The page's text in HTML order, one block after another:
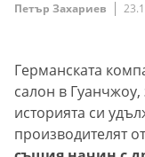
Петър Захариев
Германската
салон в
историята си
производителят